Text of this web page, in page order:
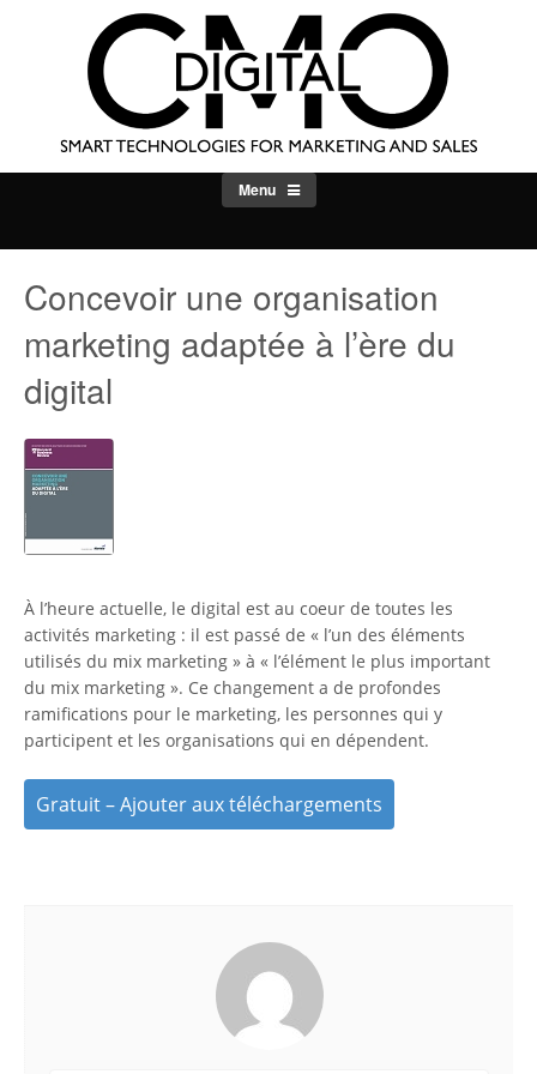
Menu
Concevoir une organisation
marketing adaptée à l’ère du
digital
À l’heure actuelle, le digital est au coeur de toutes les
activités marketing : il est passé de « l’un des éléments
utilisés du mix marketing » à « l’élément le plus important
du mix marketing ». Ce changement a de profondes
ramifications pour le marketing, les personnes qui y
participent et les organisations qui en dépendent.
Gratuit – Ajouter aux téléchargements